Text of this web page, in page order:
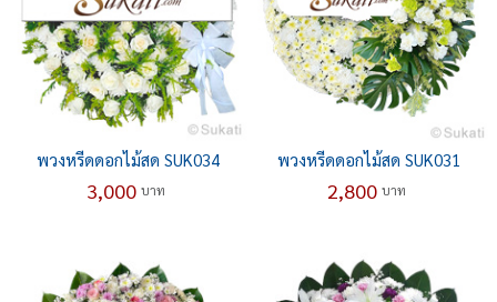
พวงหรีดดอกไม้สด SUK034
3,000 บาท
พวงหรีดดอกไม้สด SUK031
2,800 บาท